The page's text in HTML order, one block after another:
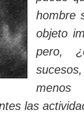
hombre
objeto
pero,
menos
las